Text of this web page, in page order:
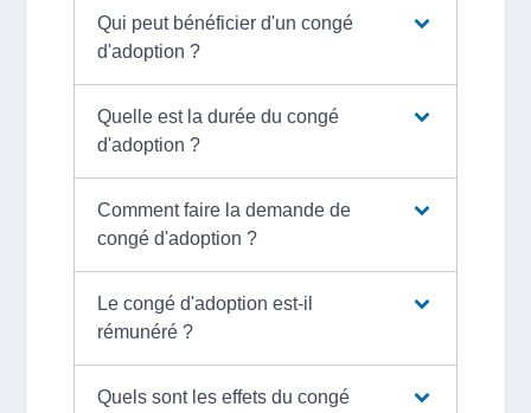
Qui peut bénéficier d'un congé
d'adoption ?
Quelle est la durée du congé
d'adoption ?
Comment faire la demande de
congé d'adoption ?
Le congé d'adoption est-il
rémunéré ?
Quels sont les effets du congé